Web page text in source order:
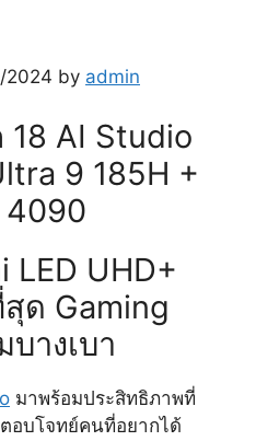
2024 by admin
18 AI Studio
9 185H +
4090
LED UHD+
ด Gaming
บางเบา
มาพร้อมประสิทธิภาพที่
อบโจทย์คนที่อยากได้